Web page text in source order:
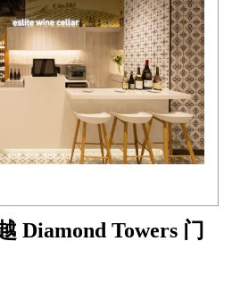
Diamond Towers 门